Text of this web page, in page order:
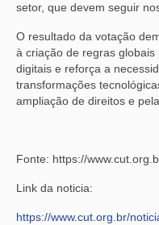
setor, que devem seguir
O resultado da votação
à criação de regras
digitais e reforça a
transformações
ampliação de direitos e
Fonte: https://
Link da noticia:
https://www.cut.org.br/